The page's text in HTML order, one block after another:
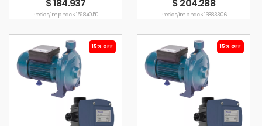
$ 184.937
Precio s/imp. nac. $ 152.840,50
$ 204.288
Precio s/imp. nac. $ 168.833,06
15% OFF 15% OFF